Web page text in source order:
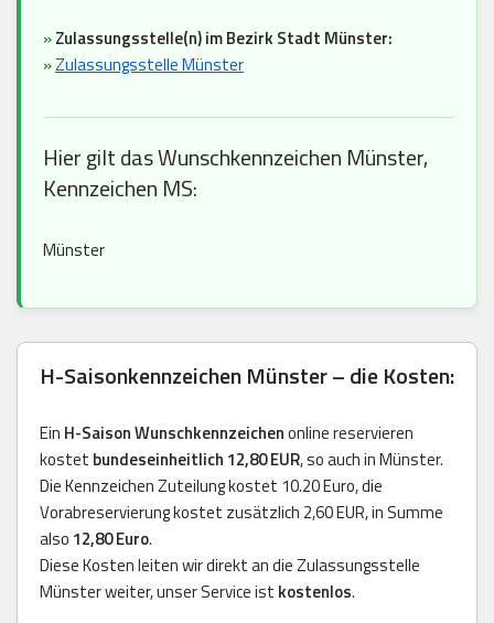
»Zulassungsstelle(n) im Bezirk Stadt Münster:
»Zulassungsstelle Münster
Hier gilt das Wunschkennzeichen Münster,
Kennzeichen MS:
Münster
H-Saisonkennzeichen Münster – die Kosten:
Ein H-Saison Wunschkennzeichenonline reservieren
kostet bundeseinheitlich 12,80 EUR, so auch in Münster.
Die Kennzeichen Zuteilung kostet 10.20 Euro, die
Vorabreservierung kostet zusätzlich 2,60 EUR, in Summe
also 12,80 Euro.
Diese Kosten leiten wir direkt an die Zulassungsstelle
Münster weiter, unser Service ist kostenlos.